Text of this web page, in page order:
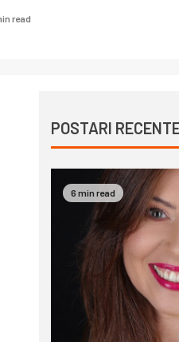
read
POSTARI
6 min read